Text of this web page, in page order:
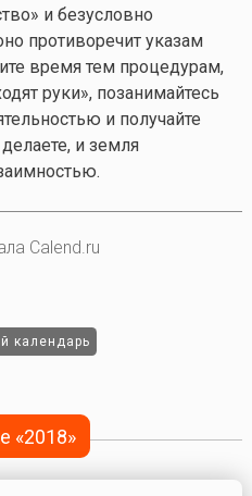
и безусловно
противоречит указам
время тем процедурам,
руки», позанимайтесь
и получайте
и земля
Calend.ru
календарь
«2018»